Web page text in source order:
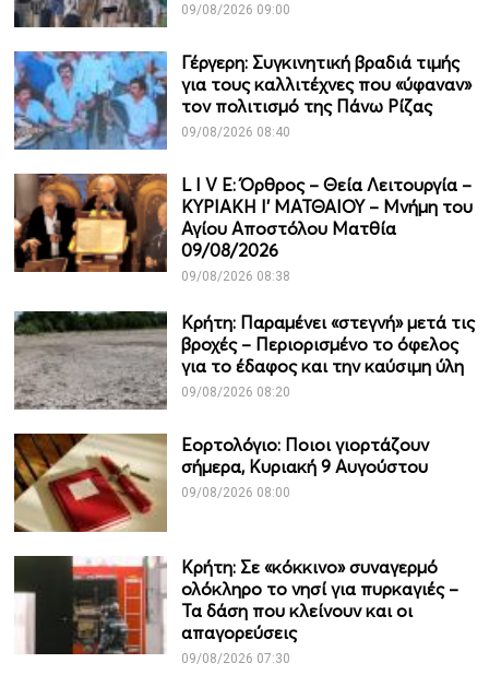
09/08/2026 09:00
Γέργερη: Συγκινητική βραδιά τιμής
για τους καλλιτέχνες που «ύφαναν»
τον πολιτισμό της Πάνω Ρίζας
09/08/2026 08:40
L I V E: Όρθρος – Θεία Λειτουργία –
ΚΥΡΙΑΚΗ Ι' ΜΑΤΘΑΙΟΥ – Μνήμη του
Αγίου Αποστόλου Ματθία
09/08/2026
09/08/2026 08:38
Κρήτη: Παραμένει «στεγνή» μετά τις
βροχές – Περιορισμένο το όφελος
για το έδαφος και την καύσιμη ύλη
09/08/2026 08:20
Εορτολόγιο: Ποιοι γιορτάζουν
σήμερα, Κυριακή 9 Αυγούστου
09/08/2026 08:00
Κρήτη: Σε «κόκκινο» συναγερμό
ολόκληρο το νησί για πυρκαγιές –
Τα δάση που κλείνουν και οι
απαγορεύσεις
09/08/2026 07:30